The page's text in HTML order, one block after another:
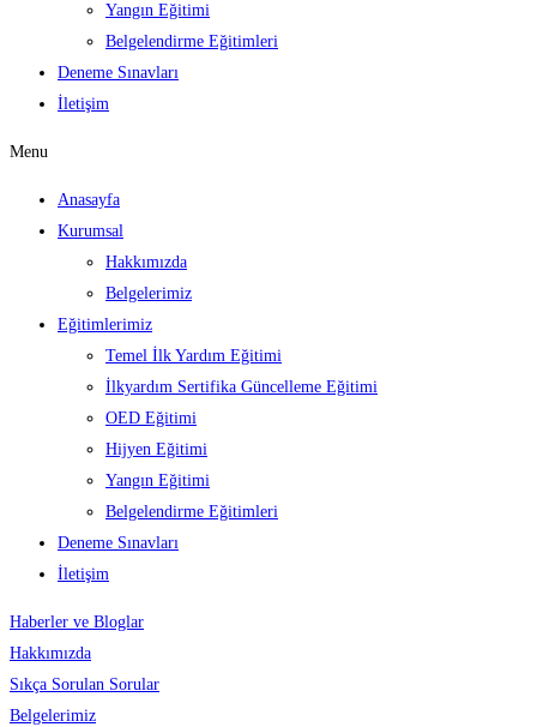
Yangın Eğitimi
Belgelendirme Eğitimleri
Deneme Sınavları
İletişim
Menu
Anasayfa
Kurumsal
Hakkımızda
Belgelerimiz
Eğitimlerimiz
Temel İlk Yardım Eğitimi
İlkyardım Sertifika Güncelleme Eğitimi
OED Eğitimi
Hijyen Eğitimi
Yangın Eğitimi
Belgelendirme Eğitimleri
Deneme Sınavları
İletişim
Haberler ve Bloglar
Hakkımızda
Sıkça Sorulan Sorular
Belgelerimiz